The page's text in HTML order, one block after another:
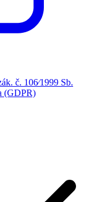
č. 106⁄1999 Sb.
(GDPR)